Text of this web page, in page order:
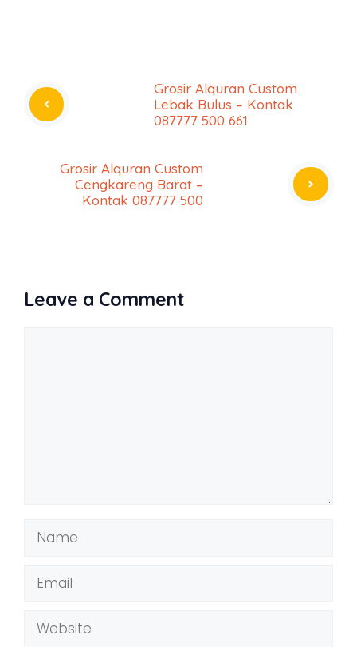
Grosir Alquran Custom
Lebak Bulus – Kontak
087777 500 661
Grosir Alquran Custom
Cengkareng Barat –
Kontak 087777 500
Leave a Comment
Name
Email
Website